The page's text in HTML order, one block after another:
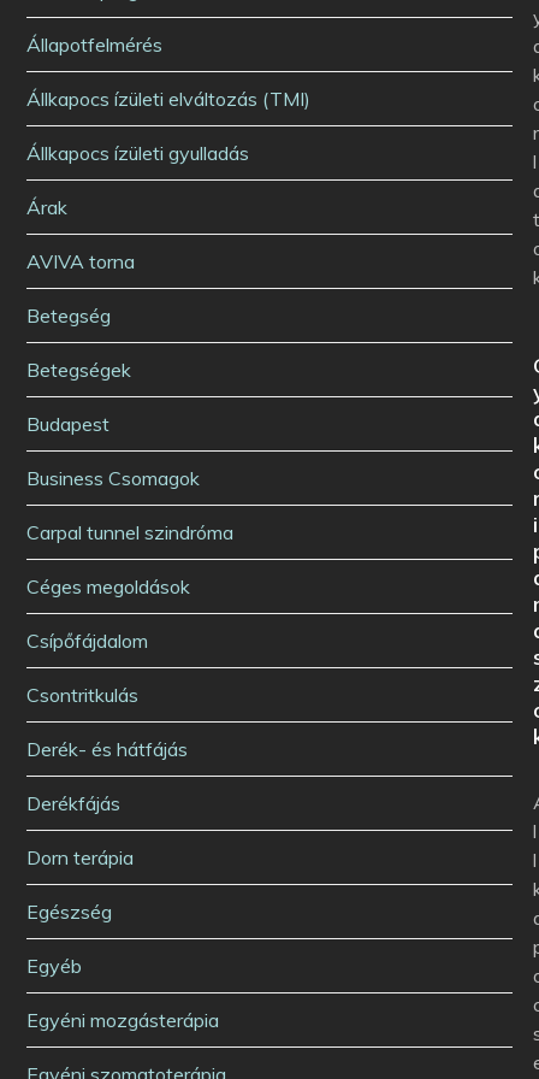
Állapotfelmérés
Állkapocs ízületi elváltozás (TMI)
Állkapocs ízületi gyulladás
Árak
AVIVA torna
Betegség
Betegségek
Budapest
Business Csomagok
Carpal tunnel szindróma
Céges megoldások
Csípőfájdalom
Csontritkulás
Derék- és hátfájás
Derékfájás
Dorn terápia
Egészség
Egyéb
Egyéni mozgásterápia
Egyéni szomatoterápia
r
l
i
l
l